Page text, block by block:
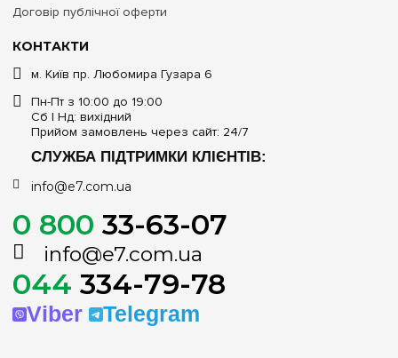
КОНТАКТИ
м. Київ пр. Любомира Гузара 6
Пн-Пт з 10:00 до 19:00
Сб | Нд: вихідний
Прийом замовлень через сайт: 24/7
СЛУЖБА ПІДТРИМКИ КЛІЄНТІВ:
info@e7.com.ua
0 800 33-63-07
info@e7.com.ua
044 334-79-78
Viber Telegram
Договір публічної оферти